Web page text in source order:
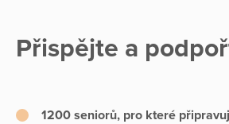
Přispějte a
1200 seniorů, pro které